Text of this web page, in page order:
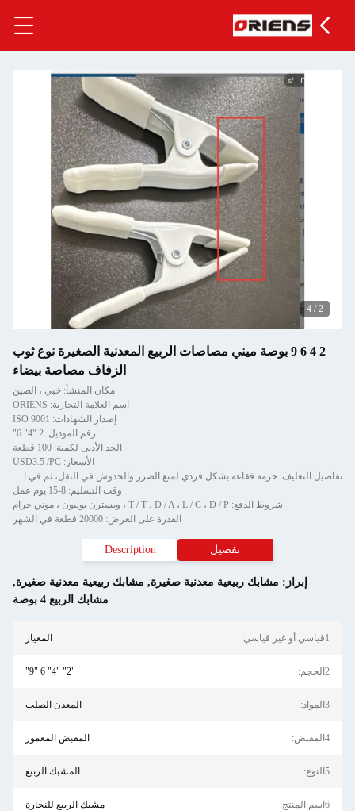
2
/
4
2 4 6 9 بوصة ميني مصاصات الربيع المعدنية الصغيرة نوع ثوب
الزفاف مصاصة بيضاء
مكان المنشأ: خبي ، الصين
اسم العلامة التجارية: ORIENS
إصدار الشهادات: ISO 9001
رقم الموديل: 2 "4" 6"
الحد الأدنى لكمية: 100 قطعة
الأسعار: USD3.5 /PC
تفاصيل التغليف: حزمة فقاعة بشكل فردي لمنع الضرر والخدوش في النقل، ثم في الكرتون
وقت التسليم: 8-15 يوم عمل
شروط الدفع: T / T ، D / A ، L / C ، D / P ، ويسترن يونيون ، موني جرام
القدرة على العرض: 20000 قطعة في الشهر
تفصيل Description
إبراز: مشابك ربيعية معدنية صغيرة, مشابك ربيعية معدنية صغيرة,
مشابك الربيع 4 بوصة
1قياسي أو غير قياسي: المعيار
2الحجم: "2" "4" 6 "9"
3المواد: المعدن الصلب
4المقبض: المقبض المغمور
5النوع: المشبك الربيع
6اسم المنتج: مشبك الربيع للنجارة